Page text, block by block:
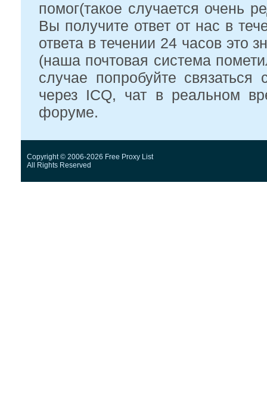
помог(такое случается очень
Вы получите ответ от нас в
ответа в течении 24 часов это
(наша почтовая система
случае попробуйте
через ICQ, чат в реальном
форуме.
Copyright © 2006-2026 Free Proxy List
All Rights Reserved